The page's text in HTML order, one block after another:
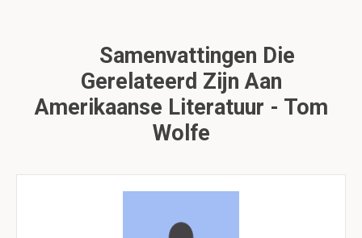
Samenvattingen Die
Gerelateerd Zijn Aan
Amerikaanse Literatuur - Tom
Wolfe